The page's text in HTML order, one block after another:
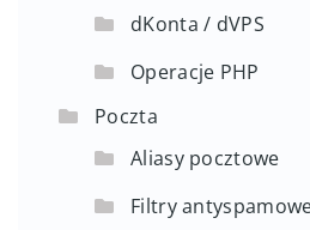
dKonta / dVPS
Operacje PHP
Poczta
Aliasy pocztowe
Filtry